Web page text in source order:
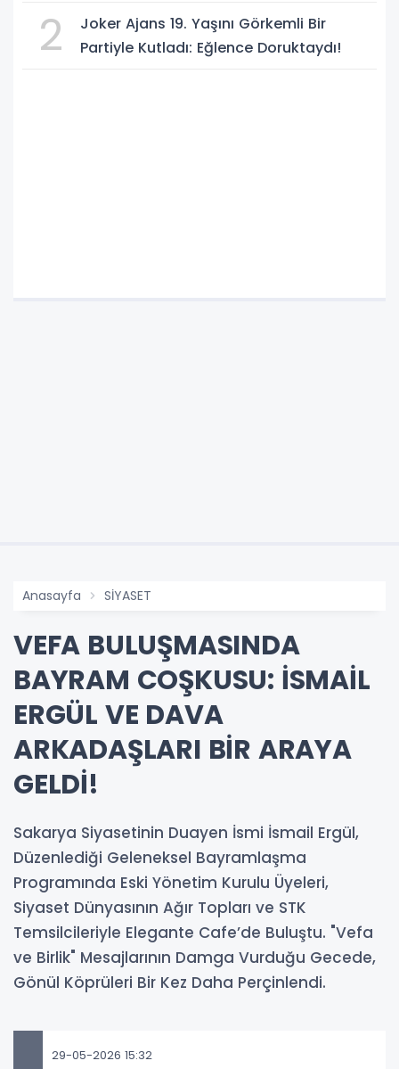
2
Joker Ajans 19. Yaşını Görkemli Bir
Partiyle Kutladı: Eğlence Doruktaydı!
Anasayfa SİYASET
VEFA BULUŞMASINDA
BAYRAM COŞKUSU: İSMAİL
ERGÜL VE DAVA
ARKADAŞLARI BİR ARAYA
GELDİ!
Sakarya Siyasetinin Duayen İsmi İsmail Ergül,
Düzenlediği Geleneksel Bayramlaşma
Programında Eski Yönetim Kurulu Üyeleri,
Siyaset Dünyasının Ağır Topları ve STK
Temsilcileriyle Elegante Cafe’de Buluştu. "Vefa
ve Birlik" Mesajlarının Damga Vurduğu Gecede,
Gönül Köprüleri Bir Kez Daha Perçinlendi.
29-05-2026 15:32